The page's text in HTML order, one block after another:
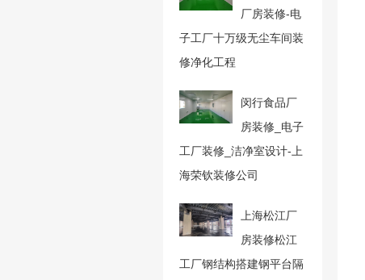
厂房装修-电
子工厂十万级无尘车间装
修净化工程
闵行食品厂
房装修_电子
工厂装修_洁净室设计-上
海荣钦装修公司
上海松江厂
房装修松江
工厂钢结构搭建钢平台隔